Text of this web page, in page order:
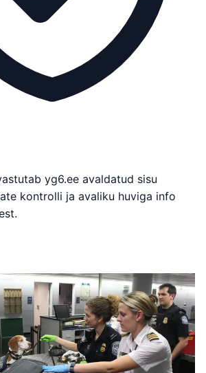
yg6.ee avaldatud sisu
kontrolli ja avaliku huviga info